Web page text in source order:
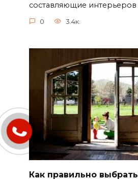
составляющие интерьеров
0 3.4к.
Как правильно выбрать